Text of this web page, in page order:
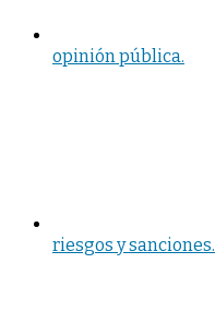
opinión pública.
riesgos y sanciones.